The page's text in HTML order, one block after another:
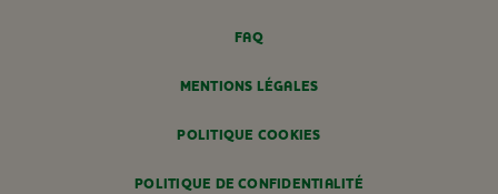
FAQ
MENTIONS LÉGALES
POLITIQUE COOKIES
POLITIQUE DE CONFIDENTIALITÉ